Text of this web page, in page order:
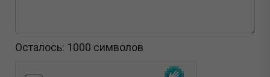
Осталось: 1000 символов